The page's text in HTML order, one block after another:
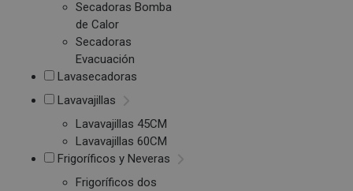
Secadoras Bomba
de Calor
Secadoras
Evacuación
Lavasecadoras
Lavavajillas
Lavavajillas 45CM
Lavavajillas 60CM
Frigoríficos y Neveras
Frigoríficos dos